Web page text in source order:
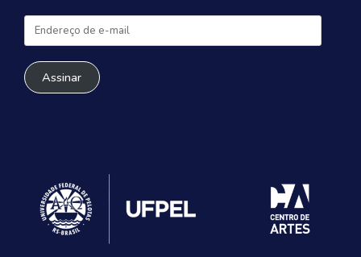
Endereço
de
mail
Assinar